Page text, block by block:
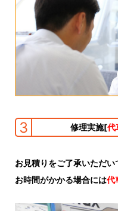
3 修理実施[代
お見積りをご了承いただ
お時間がかかる場合には代